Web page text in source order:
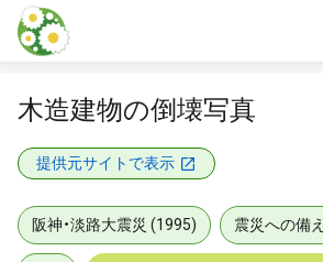
本文に飛ぶ
木造建物の倒壊写真
提供元サイトで表示
阪神・淡路大震災 (1995) 震災への備え